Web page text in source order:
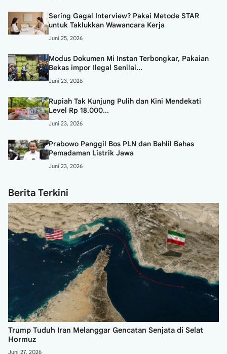
Sering Gagal Interview? Pakai Metode STAR
untuk Taklukkan Wawancara Kerja
Juni 25, 2026
Modus Dokumen Mi Instan Terbongkar, Pakaian
Bekas impor Ilegal Senilai...
Juni 23, 2026
Rupiah Tak Kunjung Pulih dan Kini Mendekati
Level Rp 18.000...
Juni 23, 2026
Prabowo Panggil Bos PLN dan Bahlil Bahas
Pemadaman Listrik Jawa
Juni 23, 2026
Berita Terkini
Tuduh Iran Melanggar Gencatan Senjata di Selat